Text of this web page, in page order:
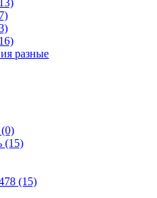
разные
(15)
(15)